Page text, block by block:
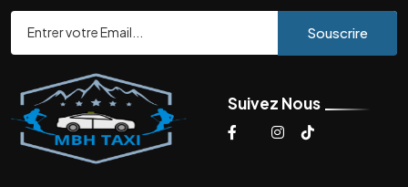
Souscrire
Suivez Nous